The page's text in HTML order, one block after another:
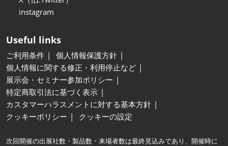
instagram
Useful links
ご利用条件
個人情報保護方針
個人情報に関する修正・利用停止など
展示会・セミナー参加ポリシー
特定商取引法に基づく表示
カスタマーハラスメントに対する基本方針
クッキーポリシー
クッキーの設定
次回開催の出展社数・製品数・来場者数は最終見込みであり、開催時に